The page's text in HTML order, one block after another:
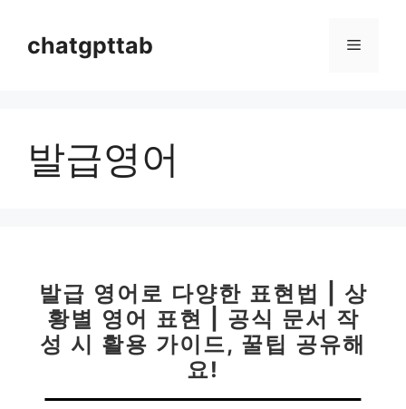
chatgpttab 메
발급영어
발급 영어로 다양한 표현법 | 상
황별 영어 표현 | 공식 문서 작
성 시 활용 가이드, 꿀팁 공유해
요!